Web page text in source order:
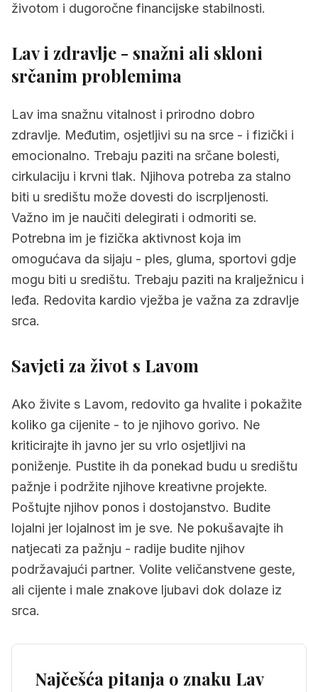
životom i dugoročne financijske stabilnosti.
Lav i zdravlje - snažni ali skloni
srčanim problemima
Lav ima snažnu vitalnost i prirodno dobro
zdravlje. Međutim, osjetljivi su na srce - i fizički i
emocionalno. Trebaju paziti na srčane bolesti,
cirkulaciju i krvni tlak. Njihova potreba za stalno
biti u središtu može dovesti do iscrpljenosti.
Važno im je naučiti delegirati i odmoriti se.
Potrebna im je fizička aktivnost koja im
omogućava da sijaju - ples, gluma, sportovi gdje
mogu biti u središtu. Trebaju paziti na kralježnicu i
leđa. Redovita kardio vježba je važna za zdravlje
srca.
Savjeti za život s Lavom
Ako živite s Lavom, redovito ga hvalite i pokažite
koliko ga cijenite - to je njihovo gorivo. Ne
kriticirajte ih javno jer su vrlo osjetljivi na
poniženje. Pustite ih da ponekad budu u središtu
pažnje i podržite njihove kreativne projekte.
Poštujte njihov ponos i dostojanstvo. Budite
lojalni jer lojalnost im je sve. Ne pokušavajte ih
natjecati za pažnju - radije budite njihov
podržavajući partner. Volite veličanstvene geste,
ali cijente i male znakove ljubavi dok dolaze iz
srca.
Najčešća pitanja o znaku Lav